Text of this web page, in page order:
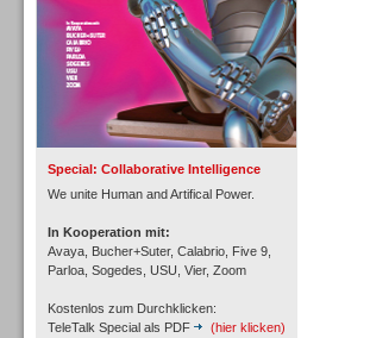
Special: Collaborative Intelligence
We unite Human and Artifical Power.
In Kooperation mit:
Avaya, Bucher+Suter, Calabrio, Five 9,
Parloa, Sogedes, USU, Vier, Zoom
Kostenlos zum Durchklicken:
TeleTalk Special als PDF
(hier klicken)
Inbound